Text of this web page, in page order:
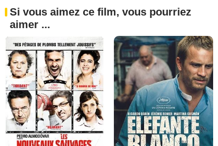
Si vous aimez ce film, vous pourriez
aimer ...